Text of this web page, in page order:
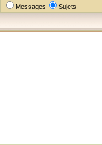
Messages Sujets